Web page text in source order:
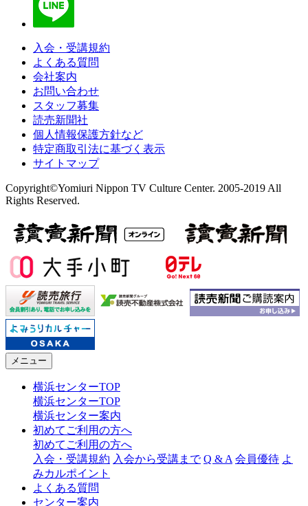
入会・受講規約
よくある質問
会社案内
お問い合わせ
スタッフ募集
読売新聞社
個人情報保護方針など
特定商取引法に基づく表示
サイトマップ
Copyright©Yomiuri Nippon TV Culture Center. 2005-2019 All
Rights Reserved.
メニュー
横浜センターTOP
横浜センターTOP
横浜センター案内
初めてご利用の方へ
初めてご利用の方へ
入会・受講規約 入会から受講まで Q & A 会員優待 よ
みカルポイント
よくある質問
センター案内